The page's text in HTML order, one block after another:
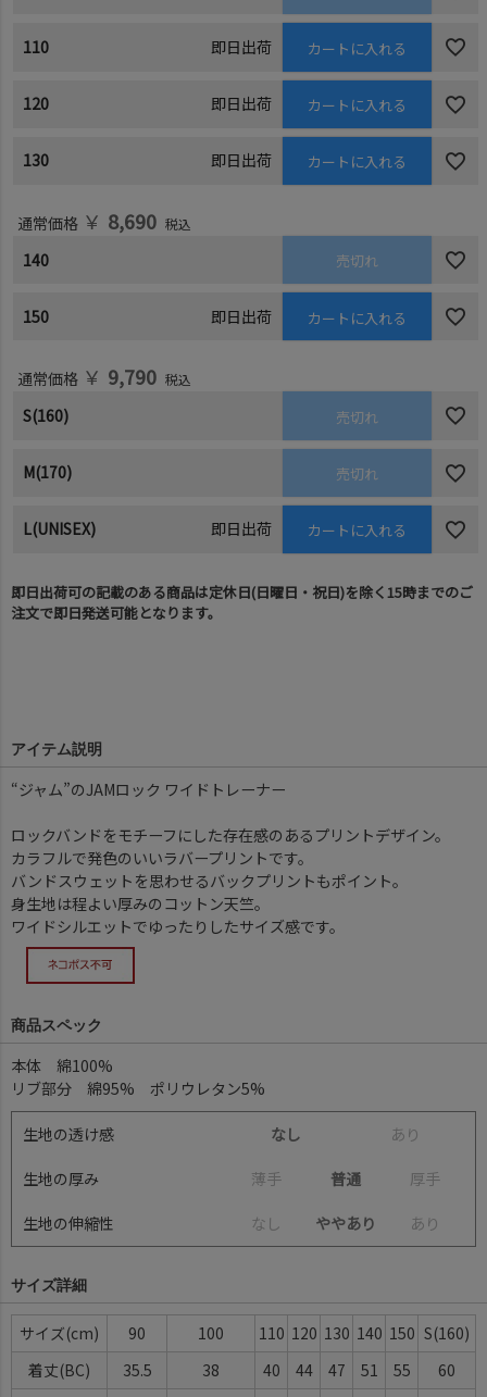
110 即日出荷 カートに入れる
120 即日出荷 カートに入れる
130 即日出荷 カートに入れる
通常価格 ￥ 8,690 税込
140 売切れ
150 即日出荷 カートに入れる
通常価格 ￥ 9,790 税込
S(160) 売切れ
M(170) 売切れ
L(UNISEX) 即日出荷 カートに入れる
即日出荷可の記載のある商品は定休日(日曜日・祝日)を除く15時までのご
注文で即日発送可能となります。
アイテム説明
“ジャム”のJAMロック ワイドトレーナー
ロックバンドをモチーフにした存在感のあるプリントデザイン。
カラフルで発色のいいラバープリントです。
バンドスウェットを思わせるバックプリントもポイント。
身生地は程よい厚みのコットン天竺。
ワイドシルエットでゆったりしたサイズ感です。
商品スペック
本体 綿100%
リブ部分 綿95% ポリウレタン5%
生地の透け感 なし あ り
生地の厚み 薄手 普通 厚手
生地の伸縮性 な し ややあり あ り
サイズ詳細
サイズ(cm) 90 100 110 120 130 140 150 S(160)
着丈(BC)
35.5 38 40 44 47 51 55
60